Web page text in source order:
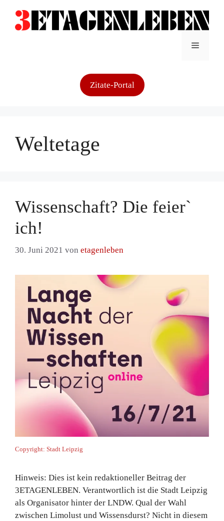
Inhalt
springen
Menü
Zitate-Portal
Weltetage
Wissenschaft? Die feier`
ich!
30. Juni 2021 von etagenleben
Copyright: Stadt Leipzig
Hinweis: Dies ist kein redaktioneller Beitrag der
3ETAGENLEBEN. Verantwortlich ist die Stadt Leipzig
als Organisator hinter der LNDW. Qual der Wahl
zwischen Limolust und Wissensdurst? Nicht in diesem